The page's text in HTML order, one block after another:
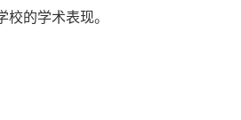
校的学术表现。